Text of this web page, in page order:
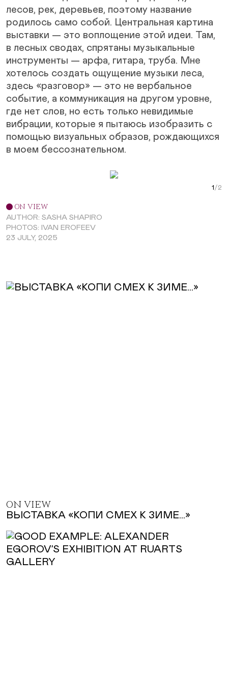
лесов, рек, деревьев, поэтому название
родилось само собой. Центральная картина
выставки — это воплощение этой идеи. Там,
в лесных сводах, спрятаны музыкальные
инструменты — арфа, гитара, труба. Мне
хотелось создать ощущение музыки леса,
здесь «разговор» — это не вербальное
событие, а коммуникация на другом уровне,
где нет слов, но есть только невидимые
вибрации, которые я пытаюсь изобразить с
помощью визуальных образов, рождающихся
в моем бессознательном.
ON VIEW
AUTHOR: SASHA SHAPIRO
PHOTOS: IVAN EROFEEV
23 JULY, 2025
ON VIEW
ВЫСТАВКА «КОПИ СМЕХ К ЗИМЕ...»